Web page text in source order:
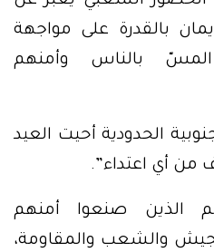
بالقدرة على مواجهة
بالناس وأمنهم
الحدودية أحيت العيد
من أي اعتداء”.
الذين صنعوا أمنهم
والشعب والمقاومة،